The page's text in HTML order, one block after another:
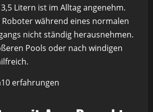
Litern ist im Alltag angenehm.
Roboter während eines normalen
nicht ständig herausnehmen.
Pools oder nach windigen